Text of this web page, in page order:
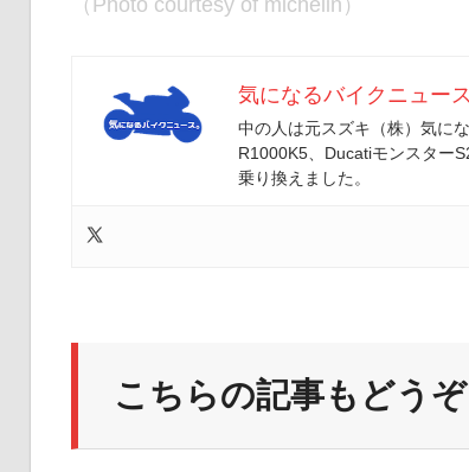
気になるバイクニュース
中の人は元スズキ（株）気に
R1000K5、Ducatiモンスター
乗り換えました。
こちらの記事もどうぞ